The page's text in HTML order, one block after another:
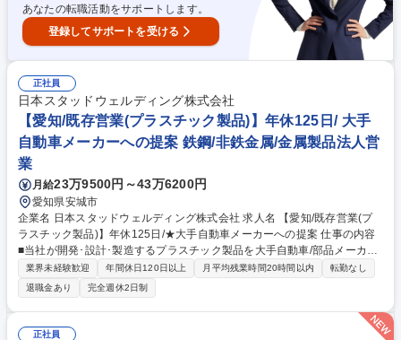
す設備管理職】充実の研修体制！面接1回/無期雇用派遣
あなたの転職活動をサポートします。
登録してサポートを受ける
正社員
日本スタッドウェルディング株式会社
【愛知/既存営業(プラスチック製品)】年休125日/ 大手
自動車メーカーへの提案 鉄鋼/非鉄金属/金属製品法人営
業
月給23万9500円～43万6200円
愛知県安城市
企業名 日本スタッドウェルディング株式会社 求人名 【愛知/既存営業(プ
ラスチック製品)】年休125日/★大手自動車メーカーへの提案 仕事の内容
■当社が開発･設計･製造するプラスチック製品を大手自動車/部品メーカー
などの法人へ提案型営業をお任せします。関係構築の上、既存の大手メー
カーに対し、さらに一歩踏み込んだ課題提案型の営業が可能です。 【仕事
の流れ】企業の設計担当者様や調達担当者様が現在抱えている課題を伺
い、必要なものは何かを考え、当社設計担当と新しいアイディアや解決策
の提案を行い、製品を創り上げていきます。一人で行動するのではなく、
業界未経験歓迎 年間休日120日以上 月平均残業時間20時間以内
転勤なし
退職金あり
完全週休2日制
正社員